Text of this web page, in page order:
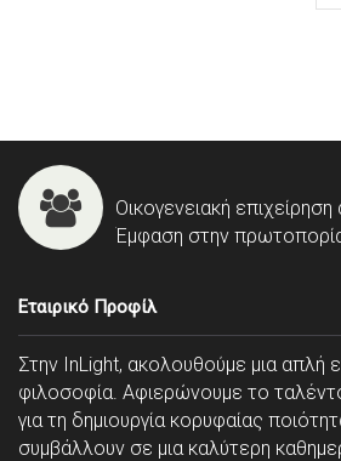
Οικογενειακή
Έμφαση στην
Εταιρικό Προφίλ
Στην InLight, ακολουθούμε μια απλή
φιλοσοφία. Αφιερώνουμε το
για τη δημιουργία κορυφαίας
συμβάλλουν σε μια καλύτερη